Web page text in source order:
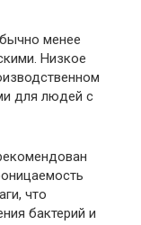
менее
Низкое
для людей с
что
бактерий и